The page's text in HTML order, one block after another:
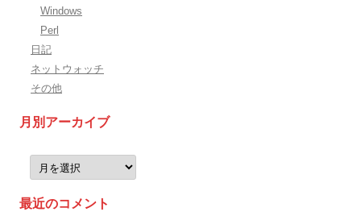
Windows
Perl
日記
ネットウォッチ
その他
月別アーカイブ
カ
最近のコメント